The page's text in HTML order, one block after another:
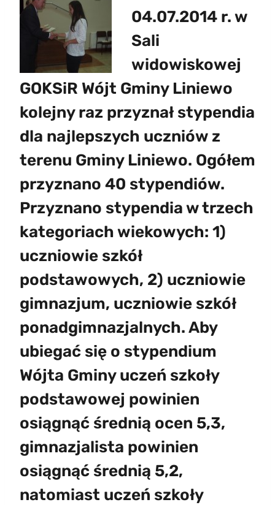
04.07.2014 r. w
Sali
widowiskowej
GOKSiR Wójt Gminy Liniewo
kolejny raz przyznał stypendia
dla najlepszych uczniów z
terenu Gminy Liniewo. Ogółem
przyznano 40 stypendiów.
Przyznano stypendia w trzech
kategoriach wiekowych: 1)
uczniowie szkół
podstawowych, 2) uczniowie
gimnazjum, uczniowie szkół
ponadgimnazjalnych. Aby
ubiegać się o stypendium
Wójta Gminy uczeń szkoły
podstawowej powinien
osiągnąć średnią ocen 5,3,
gimnazjalista powinien
osiągnąć średnią 5,2,
natomiast uczeń szkoły